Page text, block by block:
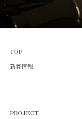
TOP
新着情報
PROJECT